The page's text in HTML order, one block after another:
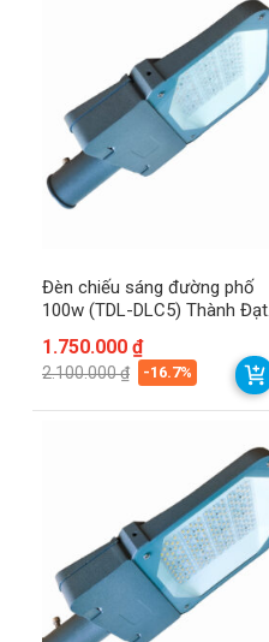
Đèn chiếu sáng đường phố
100w (TDL-DLC5) Thành Đạt
2.100.000₫
Giá
gốc
là:
1.750.000 ₫
Giá
hiện
tại
1.750.000 ₫.
-16.7%